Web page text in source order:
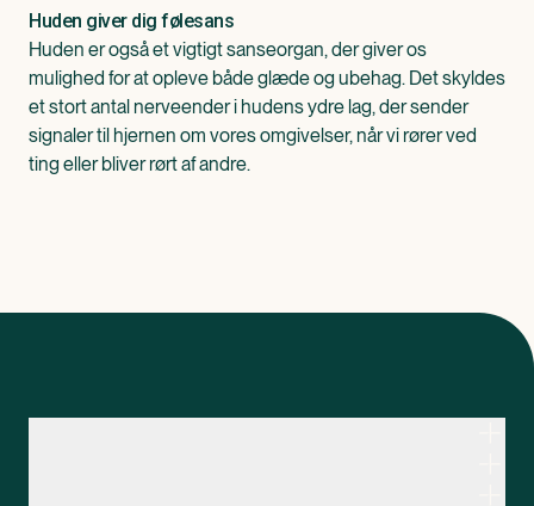
Huden giver dig følesans
‌Huden er også et vigtigt sanseorgan, der giver os
mulighed for at opleve både glæde og ubehag. Det skyldes
et stort antal nerveender i hudens ydre lag, der sender
signaler til hjernen om vores omgivelser, når vi rører ved
ting eller bliver rørt af andre.